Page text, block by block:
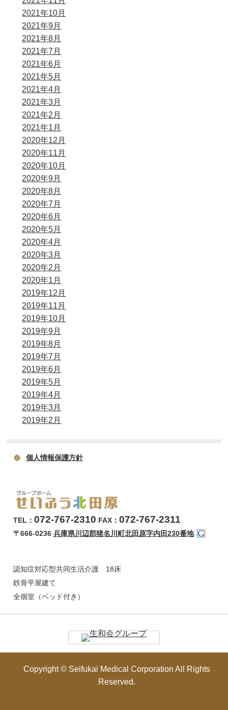
2021年10月
2021年9月
2021年8月
2021年7月
2021年6月
2021年5月
2021年4月
2021年3月
2021年2月
2021年1月
2020年12月
2020年11月
2020年10月
2020年9月
2020年8月
2020年7月
2020年6月
2020年5月
2020年4月
2020年3月
2020年2月
2020年1月
2019年12月
2019年11月
2019年10月
2019年9月
2019年8月
2019年7月
2019年6月
2019年5月
2019年4月
2019年3月
2019年2月
個人情報保護方針
TEL：072-767-2310 FAX：072-767-2311
〒666-0236兵庫県川辺郡猪名川町北田原字内田230番地
認知症対応型共同生活介護 18床
鉄骨平屋建て
全個室（ベッド付き）
Copyright © Seifukai Medical Corporation All Rights
Reserved.